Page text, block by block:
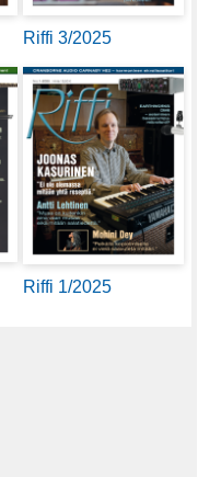
Riffi 3/2025
Riffi 1/2025